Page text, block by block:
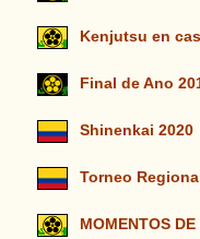
Kenjutsu en
Final de Ano
Shinenkai 2020
Torneo
MOMENTOS